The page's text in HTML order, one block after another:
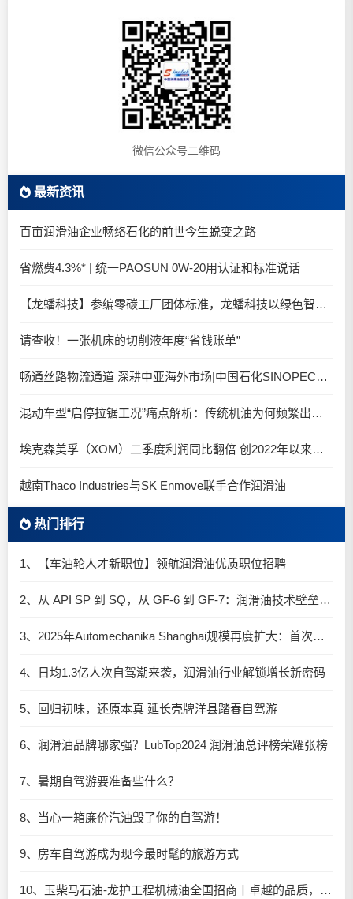
微信公众号二维码
最新资讯
百亩润滑油企业畅络石化的前世今生蜕变之路
省燃费4.3%* | 统一PAOSUN 0W-20用认证和标准说话
【龙蟠科技】参编零碳工厂团体标准，龙蟠科技以绿色智造锚定零碳未来
请查收！一张机床的切削液年度“省钱账单”
畅通丝路物流通道 深耕中亚海外市场|中国石化SINOPEC润滑油北京-阿拉木图图定班列顺利抵达
混动车型“启停拉锯工况”痛点解析：传统机油为何频繁出现油泥堆积？
埃克森美孚（XOM）二季度利润同比翻倍 创2022年以来新高
越南Thaco Industries与SK Enmove联手合作润滑油
热门排行
1、【车油轮人才新职位】领航润滑油优质职位招聘
2、从 API SP 到 SQ，从 GF-6 到 GF-7：润滑油技术壁垒再升高，你准备好了吗？
3、2025年Automechanika Shanghai规模再度扩大：首次启用国家会展中心（上海）全部15个展馆
4、日均1.3亿人次自驾潮来袭，润滑油行业解锁增长新密码​
5、回归初味，还原本真 延长壳牌洋县踏春自驾游
6、润滑油品牌哪家强？LubTop2024 润滑油总评榜荣耀张榜
7、暑期自驾游要准备些什么？
8、当心一箱廉价汽油毁了你的自驾游！
9、房车自驾游成为现今最时髦的旅游方式
10、玉柴马石油-龙护工程机械油全国招商丨卓越的品质，专业的品牌！